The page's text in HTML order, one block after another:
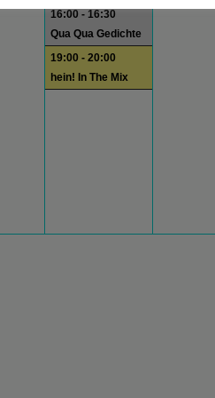
16:00 - 16:30
Qua Qua Gedichte
19:00 - 20:00
hein! In The Mix